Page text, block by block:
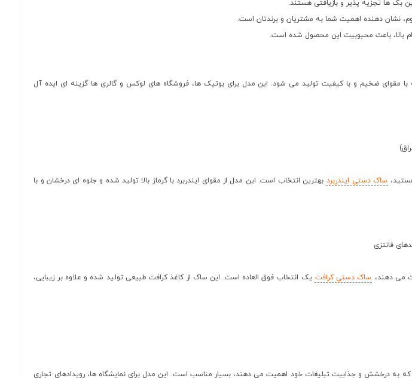
بگ ها تجزیه پذیر و بازیافتی هستند.
نشان دهنده اهمیت شما به مشتریان و برندتان است.
بالا، باعث محبوبیت این محصول شده است.
با مقوای ضخیم و با کیفیت تولید می شود. این مدل برای بوتیک ها، فروشگاه های لوکس و گالری ها گزینه ای ایده آل
ساک دستی ایندربرد بهترین انتخاب است. این مدل از مقوای ایندربرد با گرماژ بالا تولید شده و جلوه ای درخشان و با
فانتزی
می دهند، ساک دستی کرافت یک انتخاب فوق العاده است. این ساک از کاغذ کرافت طبیعی تولید شده و علاوه بر زیبایی،
که به درخشش و جذابیت تبلیغات خود اهمیت می دهند، بسیار مناسب است. این مدل برای نمایشگاه ها، رویدادهای تجاری